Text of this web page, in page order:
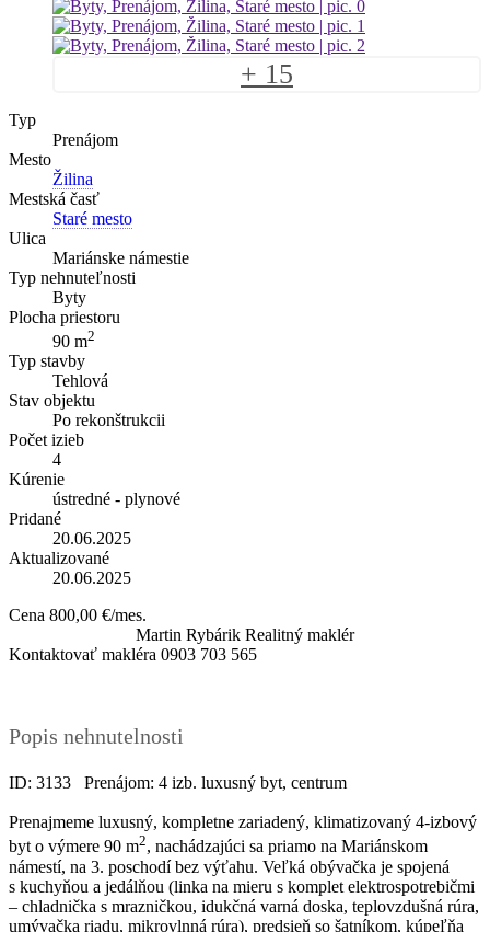
+ 15
Typ
Prenájom
Mesto
Žilina
Mestská časť
Staré mesto
Ulica
Mariánske námestie
Typ nehnuteľnosti
Byty
Plocha priestoru
90 m2
Typ stavby
Tehlová
Stav objektu
Po rekonštrukcii
Počet izieb
4
Kúrenie
ústredné - plynové
Pridané
20.06.2025
Aktualizované
20.06.2025
Cena 800,00 €/mes.
Martin Rybárik Realitný maklér
Kontaktovať makléra 0903 703 565
Popis nehnutelnosti
ID: 3133 Prenájom: 4 izb. luxusný byt, centrum
Prenajmeme luxusný, kompletne zariadený, klimatizovaný 4-izbový
byt o výmere 90 m2, nachádzajúci sa priamo na Mariánskom
námestí, na 3. poschodí bez výťahu. Veľká obývačka je spojená
s kuchyňou a jedálňou (linka na mieru s komplet elektrospotrebičmi
– chladnička s mrazničkou, idukčná varná doska, teplovzdušná rúra,
umývačka riadu, mikrovlnná rúra), predsieň so šatníkom, kúpeľňa